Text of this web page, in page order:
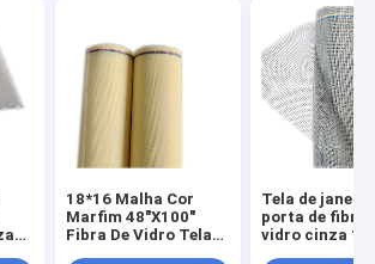
18*16 Malha Cor
Marfim 48"X100"
Fibra De Vidro Tela
Tela de janela
porta de fibra
vidro cinza 18